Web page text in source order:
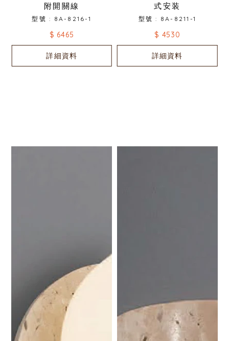
附開關線
型號 : 8A-8216-1
$ 6465
詳細資料
式安装
型號 : 8A-8211-1
$ 4530
詳細資料